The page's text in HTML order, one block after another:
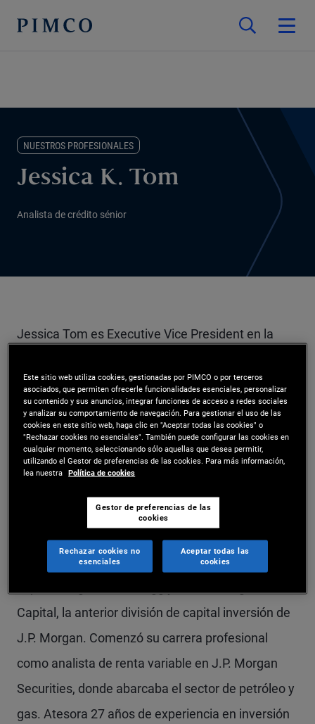
NUESTROS PROFESIONALES
Jessica K. Tom
Analista de crédito sénior
Jessica Tom es Executive Vice President en la
Antes de incorporarse a PIMCO en 2011, trabajó
durante ocho años en Goldman Sachs Asset
Management, donde desempeñó más
recientemente los cargos de vicepresidenta y
en los bienes de consumo, los productos para la
construcción y la edificación de viviendas. Con
anterioridad, Jessica Tom trabajó en el grupo de
Capital, la anterior división de capital inversión de
J.P. Morgan. Comenzó su carrera profesional
como analista de renta variable en J.P. Morgan
Securities, donde abarcaba el sector de petróleo y
gas. Atesora 27 años de experiencia en inversión
Este sitio web utiliza cookies, gestionadas por PIMCO o por terceros
asociados, que permiten ofrecerle funcionalidades esenciales, personalizar
su contenido y sus anuncios, integrar funciones de acceso a redes sociales
y analizar su comportamiento de navegación. Para gestionar el uso de las
cookies en este sitio web, haga clic en "Aceptar todas las cookies" o
"Rechazar cookies no esenciales". También puede configurar las cookies en
cualquier momento, seleccionando sólo aquellas que desea permitir,
utilizando el Gestor de preferencias de las cookies. Para más información,
lea nuestra Política de cookies
Gestor de preferencias de las
cookies
Rechazar cookies no
esenciales
Aceptar todas las
cookies